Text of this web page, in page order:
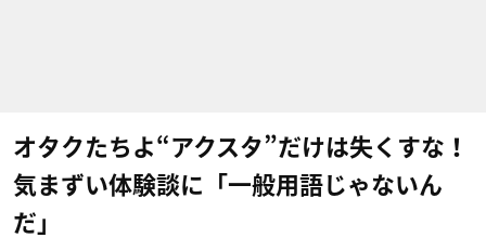
オタクたちよ“アクスタ”だけは失くすな！
気まずい体験談に「一般用語じゃないん
だ」